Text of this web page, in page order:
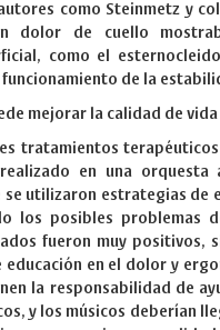
como Steinmetz y
dolor de cuello
como el
funcionamiento de la
mejorar la calidad de vida
tratamientos
en una orquesta
se utilizaron estrategias de
los posibles problemas
fueron muy positivos,
en el dolor y
la responsabilidad de
y los músicos deberían